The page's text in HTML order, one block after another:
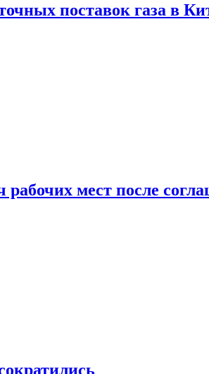
поставок газа в
рабочих мест после